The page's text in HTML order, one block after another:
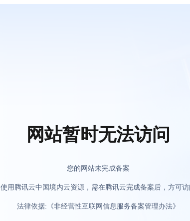
网站暂时无法访问
您的网站未完成备案
使用腾讯云中国境内云资源，需在腾讯云完成备案后，方可
法律依据:《非经营性互联网信息服务备案管理办法》